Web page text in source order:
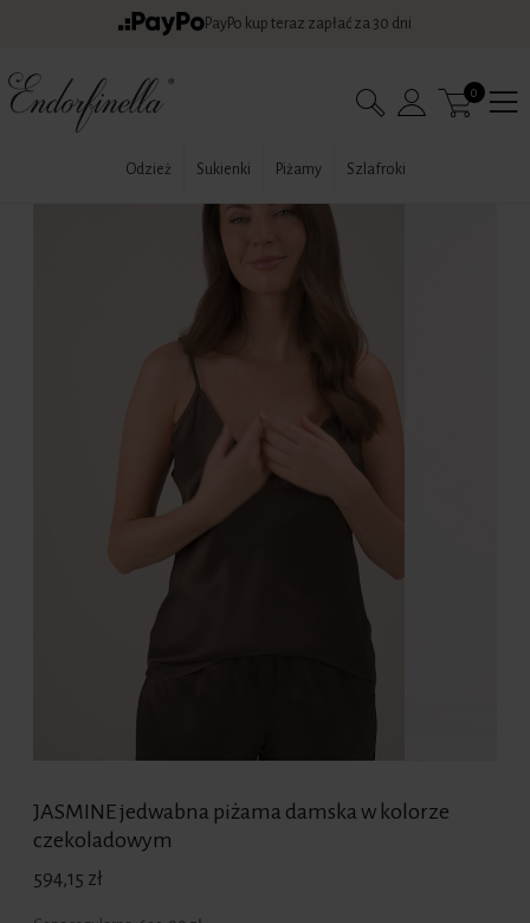
PayPo kup teraz zapłać za 30 dni
0
Odzież Sukienki Piżamy Szlafroki
JASMINE jedwabna piżama damska w kolorze
czekoladowym
594,15 zł